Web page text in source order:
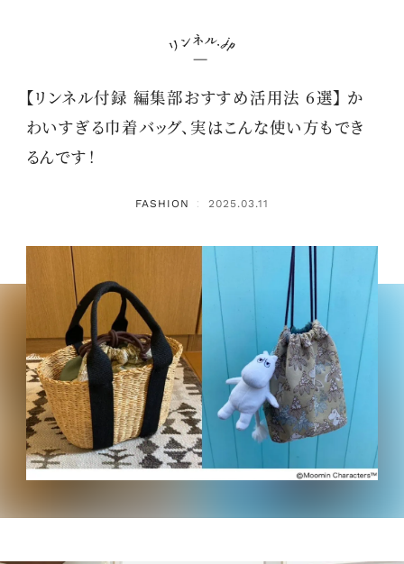
【リンネル付録 編集部おすすめ活用法 6選】 か
わいすぎる巾着バッグ、実はこんな使い方もでき
るんです！
FASHION ： 2025.03.11